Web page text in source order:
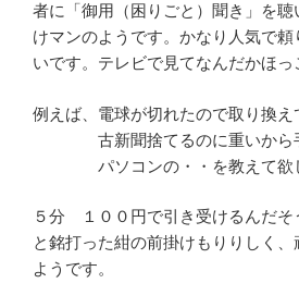
者に「御用（困りごと）聞き」を
けマンのようです。かなり人気で頼
いです。テレビで見てなんだかほっ
例えば、電球が切れたので取り換え
古新聞捨てるのに重いから手
パソコンの・・を教えて欲し
５分 １００円で引き受けるんだそ
と銘打った紺の前掛けもりりしく
ようです。